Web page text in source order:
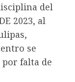
del
2023, al
se
falta de